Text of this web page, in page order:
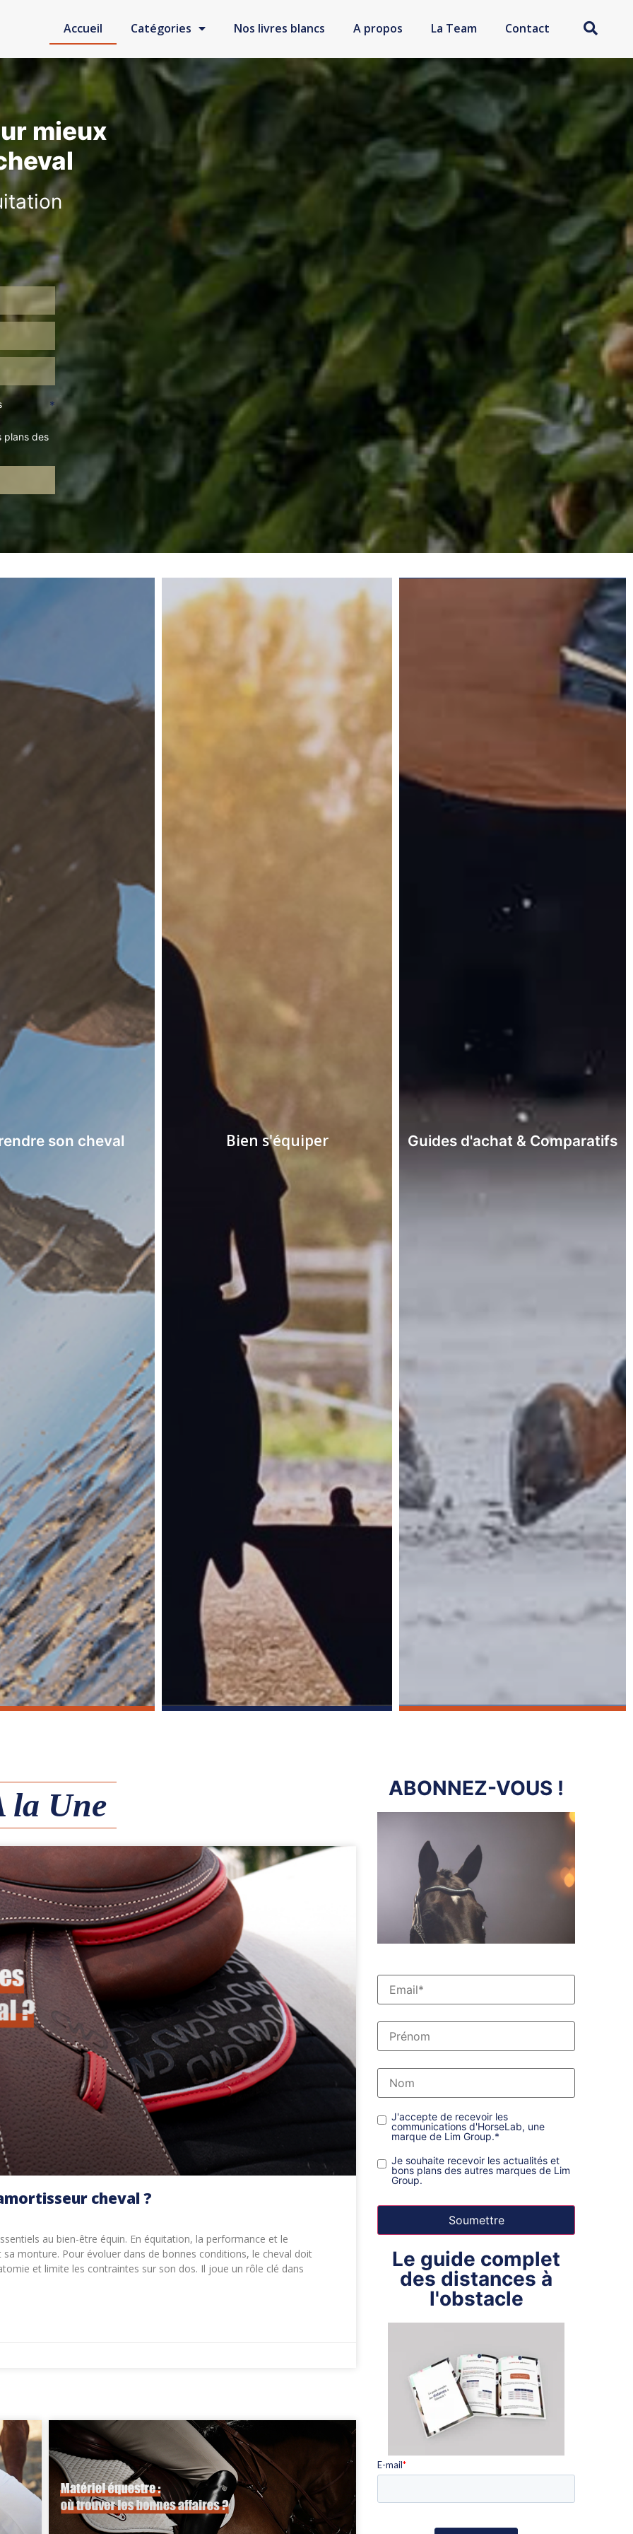
Accueil Catégories Nos livres blancs A propos La Team Contact
mieux
*
plans des
son cheval Bien s'équiper Guides d'achat & Comparatifs
la Une
cheval ?
au bien-être équin. En équitation, la performance et le
monture. Pour évoluer dans de bonnes conditions, le cheval doit
et limite les contraintes sur son dos. Il joue un rôle clé dans
ABONNEZ-VOUS !
J'accepte de recevoir les
communications d'HorseLab, une
marque de Lim Group.*
Je souhaite recevoir les actualités et
bons plans des autres marques de Lim
Group.
Le guide complet
des distances à
l'obstacle